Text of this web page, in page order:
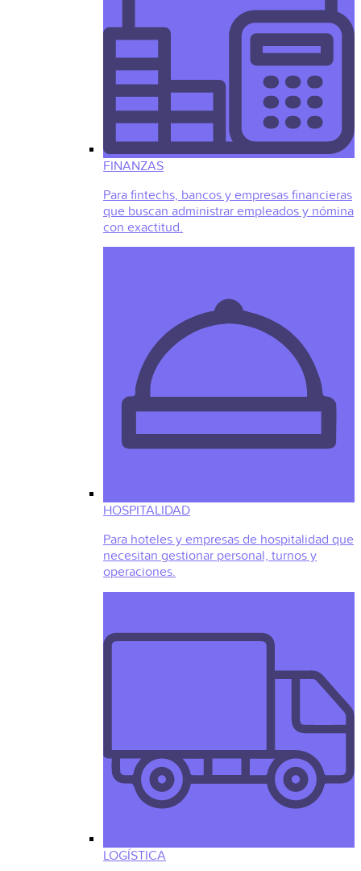
FINANZAS
Para fintechs, bancos y empresas financieras
que buscan administrar empleados y nómina
con exactitud.
HOSPITALIDAD
Para hoteles y empresas de hospitalidad que
necesitan gestionar personal, turnos y
operaciones.
LOGÍSTICA